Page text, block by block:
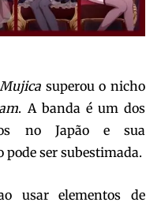
superou o nicho
. A banda é um dos
no Japão e sua
ser subestimada.
usar elementos de